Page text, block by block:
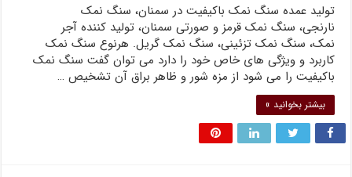
تولید عمده سنگ نمک باکیفیت در سمنان، سنگ نمک
نارنجی، سنگ نمک قرمز و صورتی سمنان، تولید کننده آجر
نمک، سنگ نمک تزئینی، سنگ نمک گریل. هرنوع سنگ نمک
کاربرد و ویژگی های خاص خود را دارد می توان گفت سنگ نمک
باکیفیت را می شود از مزه شور و ظاهر براق آن تشخیص …
بیشتر بخوانید »